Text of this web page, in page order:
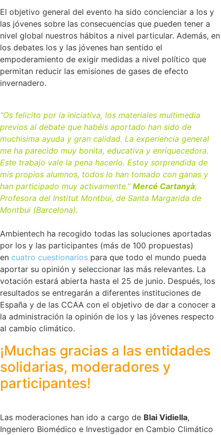
El objetivo general del evento ha sido concienciar a los y
las jóvenes sobre las consecuencias que pueden tener a
nivel global nuestros hábitos a nivel particular. Además, en
los debates los y las jóvenes han sentido el
empoderamiento de exigir medidas a nivel político que
permitan reducir las emisiones de gases de efecto
invernadero.
“Os felicito por la iniciativa, los materiales multimedia
previos al debate que habéis aportado han sido de
muchísima ayuda y gran calidad. La experiencia general
me ha parecido muy bonita, educativa y enriquecedora.
Este trabajo vale la pena hacerlo. Estoy sorprendida de
mis propios alumnos, todos lo han tomado con ganas y
han participado muy activamente.” Mercé Cartanyà,
Profesora del Institut Montbui, de Santa Margarida de
Montbui (Barcelona).
Ambientech ha recogido todas las soluciones aportadas
por los y las participantes (más de 100 propuestas)
en cuatro cuestionarios para que todo el mundo pueda
aportar su opinión y seleccionar las más relevantes. La
votación estará abierta hasta el 25 de junio. Después, los
resultados se entregarán a diferentes instituciones de
España y de las CCAA con el objetivo de dar a conocer a
la administración la opinión de los y las jóvenes respecto
al cambio climático.
¡Muchas gracias a las entidades
solidarias, moderadores y
participantes!
Las moderaciones han ido a cargo de Blai Vidiella,
Ingeniero Biomédico e Investigador en Cambio Climático